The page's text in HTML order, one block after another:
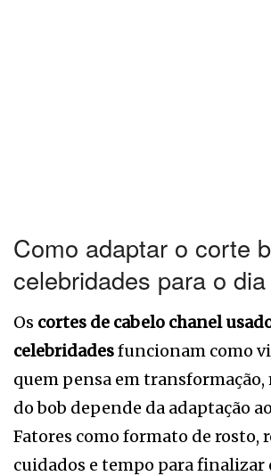
Como adaptar o corte
celebridades para o
Os cortes de cabelo chanel
celebridadesfuncionam como
quem pensa em transformação,
do bob depende da adaptação
Fatores como formato de rosto,
cuidados e tempo para finalizar